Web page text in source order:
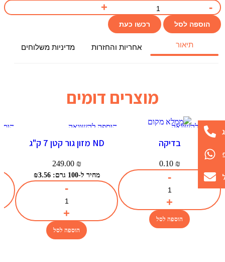
הוספה לסל רכשו כעת
תיאור אחריות והחזרות מדיניות משלוחים
מוצרים דומים
הוספה להשוואה
תצוגה מהירה
הוספה למועדפים
בדיקה
0.10 ₪
הוספה לסל
הוספה להשוואה
הוספה למועדפים
ND מזון גור קטן 7 ק"ג
249.00 ₪
מחיר ל-100 גרם: ₪3.56
הוספה לסל